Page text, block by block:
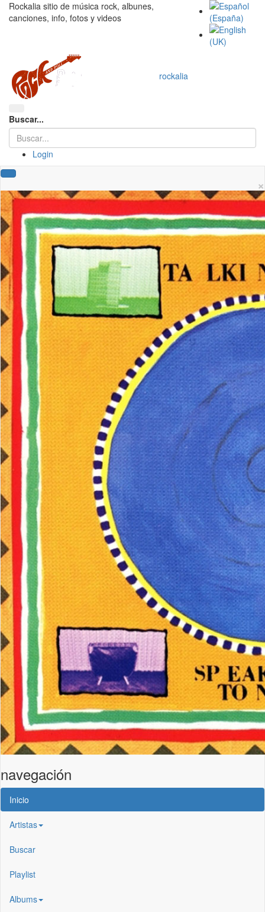
Rockalia sitio de música rock, albunes,
canciones, info, fotos y videos
rockalia
Buscar...
Login
×
navegación
Inicio
Artistas
Buscar
Playlist
Albums